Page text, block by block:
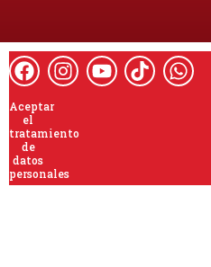
Aceptar
el
tratamiento
de
datos
personales